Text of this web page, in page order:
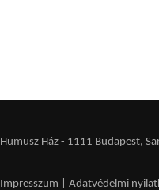
Humusz Ház - 1111 Budapest,
Impresszum Adatvédelmi